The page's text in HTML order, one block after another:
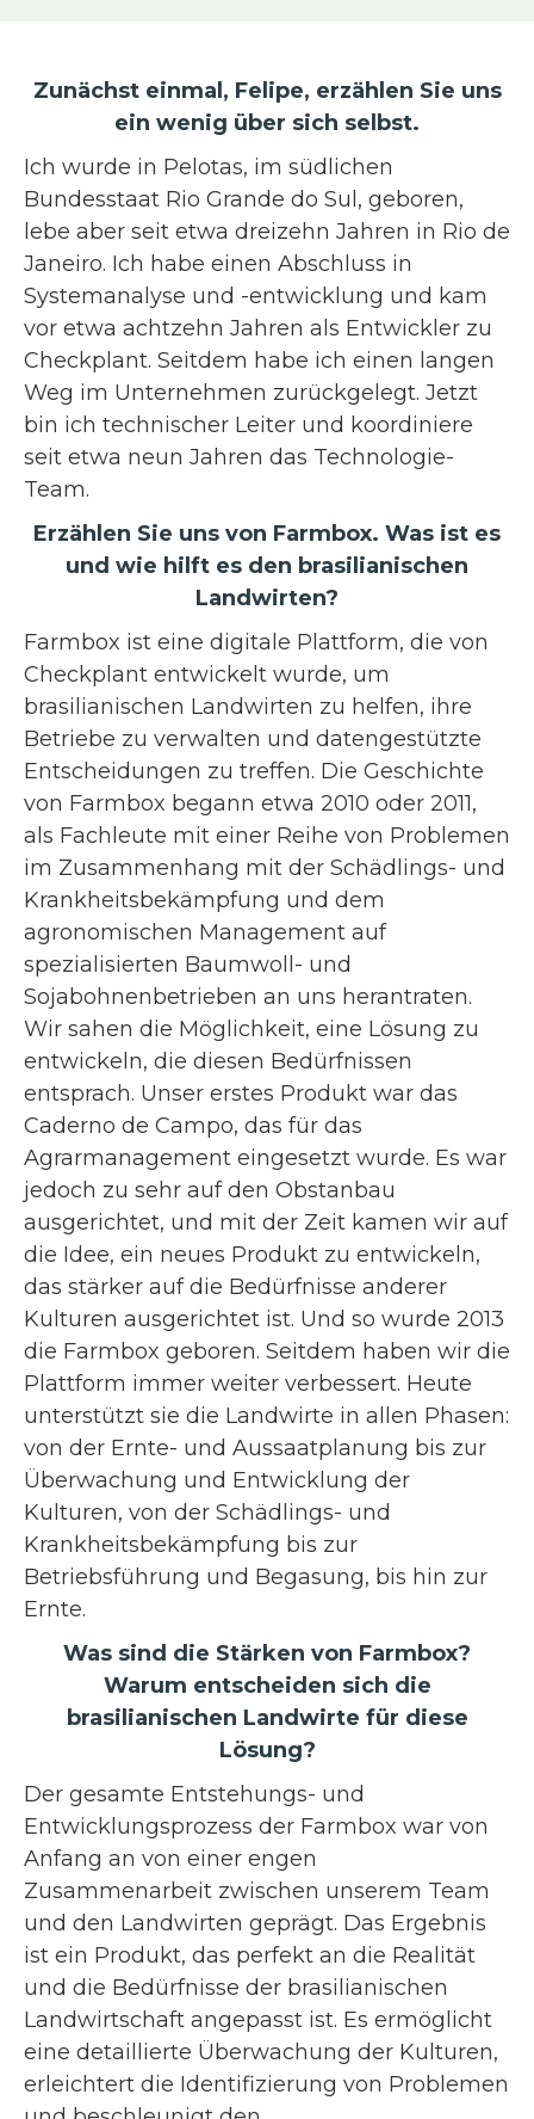
Zunächst einmal, Felipe, erzählen Sie uns
ein wenig über sich selbst.
Ich wurde in Pelotas, im südlichen
Bundesstaat Rio Grande do Sul, geboren,
lebe aber seit etwa dreizehn Jahren in Rio de
Janeiro. Ich habe einen Abschluss in
Systemanalyse und -entwicklung und kam
vor etwa achtzehn Jahren als Entwickler zu
Checkplant. Seitdem habe ich einen langen
Weg im Unternehmen zurückgelegt. Jetzt
bin ich technischer Leiter und koordiniere
seit etwa neun Jahren das Technologie-
Team.
Erzählen Sie uns von Farmbox. Was ist es
und wie hilft es den brasilianischen
Landwirten?
Farmbox ist eine digitale Plattform, die von
Checkplant entwickelt wurde, um
brasilianischen Landwirten zu helfen, ihre
Betriebe zu verwalten und datengestützte
Entscheidungen zu treffen. Die Geschichte
von Farmbox begann etwa 2010 oder 2011,
als Fachleute mit einer Reihe von Problemen
im Zusammenhang mit der Schädlings- und
Krankheitsbekämpfung und dem
agronomischen Management auf
spezialisierten Baumwoll- und
Sojabohnenbetrieben an uns herantraten.
Wir sahen die Möglichkeit, eine Lösung zu
entwickeln, die diesen Bedürfnissen
entsprach. Unser erstes Produkt war das
Caderno de Campo, das für das
Agrarmanagement eingesetzt wurde. Es war
jedoch zu sehr auf den Obstanbau
ausgerichtet, und mit der Zeit kamen wir auf
die Idee, ein neues Produkt zu entwickeln,
das stärker auf die Bedürfnisse anderer
Kulturen ausgerichtet ist. Und so wurde 2013
die Farmbox geboren. Seitdem haben wir die
Plattform immer weiter verbessert. Heute
unterstützt sie die Landwirte in allen Phasen:
von der Ernte- und Aussaatplanung bis zur
Überwachung und Entwicklung der
Kulturen, von der Schädlings- und
Krankheitsbekämpfung bis zur
Betriebsführung und Begasung, bis hin zur
Ernte.
Was sind die Stärken von Farmbox?
Warum entscheiden sich die
brasilianischen Landwirte für diese
Lösung?
Der gesamte Entstehungs- und
Entwicklungsprozess der Farmbox war von
Anfang an von einer engen
Zusammenarbeit zwischen unserem Team
und den Landwirten geprägt. Das Ergebnis
ist ein Produkt, das perfekt an die Realität
und die Bedürfnisse der brasilianischen
Landwirtschaft angepasst ist. Es ermöglicht
eine detaillierte Überwachung der Kulturen,
erleichtert die Identifizierung von Problemen